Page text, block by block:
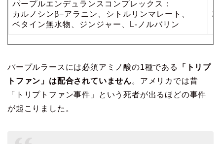
パープルエンデュランスコンプレックス：
カルノシンβ−アラニン、シトルリンマレート、
ベタイン無水物、ジンジャー、L-ノルバリン
パープルラースには必須アミノ酸の1種である
「トリプ
トファン」は配合されていません。アメリカでは昔
「トリプトファン事件」という死者が出るほどの事件
が起こりました。